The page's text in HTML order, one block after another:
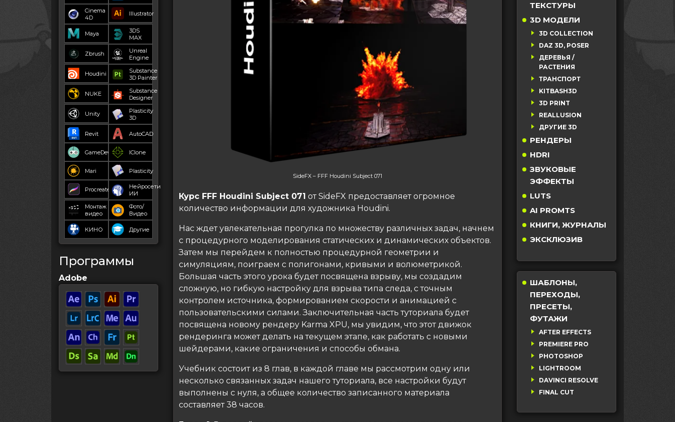
Cinema
4D
Illustrator
Maya
3DS
MAX
Zbrush
Unreal
Engine
Houdini
Substance
3D Painter
NUKE
Substance
Designer
Unity
Plasticity
3D
Revit AutoCAD
GameDev IClone
Mari Plasticity
Procreate
Нейросети
ИИ
Монтаж
видео
Фото/
Видео
КИНО Другие
Программы
Adobe
SideFX – FFF Houdini Subject 071
Курс FFF Houdini Subject 071 от SideFX предоставляет огромное
количество информации для художника Houdini.
Нас ждет увлекательная прогулка по множеству различных задач, начнем
с процедурного моделирования статических и динамических объектов.
Затем мы перейдем к полностью процедурной геометрии и
симуляциям, поиграем с полигонами, кривыми и волюметрикой.
Большая часть этого урока будет посвящена взрыву, мы создадим
сложную, но гибкую настройку для взрыва типа следа, с точным
контролем источника, формированием скорости и анимацией с
пользовательскими силами. Заключительная часть туториала будет
посвящена новому рендеру Karma XPU, мы увидим, что этот движок
рендеринга может делать на текущем этапе, как работать с новыми
шейдерами, какие ограничения и способы обмана.
Учебник состоит из 8 глав, в каждой главе мы рассмотрим одну или
несколько связанных задач нашего туториала, все настройки будут
выполнены с нуля, а общее количество записанного материала
составляет 38 часов.
ТЕКСТУРЫ
3D МОДЕЛИ
3D COLLECTION
DAZ 3D, POSER
ДЕРЕВЬЯ /
РАСТЕНИЯ
ТРАНСПОРТ
KITBASH3D
3D PRINT
REALLUSION
ДРУГИЕ 3D
РЕНДЕРЫ
HDRI
ЗВУКОВЫЕ
ЭФФЕКТЫ
LUTS
AI PROMTS
КНИГИ, ЖУРНАЛЫ
ЭКСКЛЮЗИВ
ШАБЛОНЫ,
ПЕРЕХОДЫ,
ПРЕСЕТЫ,
ФУТАЖИ
AFTER EFFECTS
PREMIERE PRO
PHOTOSHOP
LIGHTROOM
DAVINCI RESOLVE
FINAL CUT